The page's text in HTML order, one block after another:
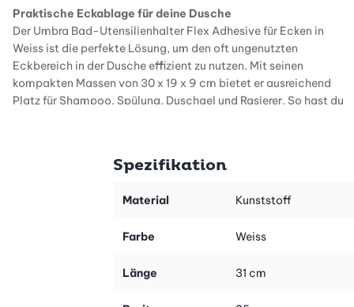
Praktische Eckablage für deine Dusche
Der Umbra Bad-Utensilienhalter Flex Adhesive für Ecken in
Weiss ist die perfekte Lösung, um den oft ungenutzten
Eckbereich in der Dusche effizient zu nutzen. Mit seinen
kompakten Massen von 30 x 19 x 9 cm bietet er ausreichend
Platz für Shampoo, Spülung, Duschgel und Rasierer. So hast du
Einfach und beschädigungsfrei montieren
Organizer ohne Bohren oder Schrauben problemlos anbringen –
Schäden an den Oberflächen, sondern macht die Montage
Spezifikation
Material Kunststoff
Farbe Weiss
Länge 31 cm